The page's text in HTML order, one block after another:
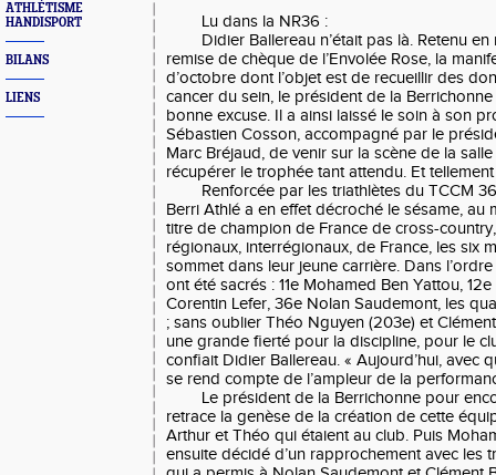
ATHLÉTISME
HANDISPORT
BILANS
LIENS
Lu dans la NR36 :
Didier Ballereau n’était pas là. Retenu
remise de chèque de l’Envolée Rose, la
d’octobre dont l’objet est de recueillir des
cancer du sein, le président de la
bonne excuse. Il a ainsi laissé le soin à son
Sébastien Cosson, accompagné par le
Marc Bréjaud, de venir sur la scène de la
récupérer le trophée tant attendu. Et
Renforcée par les triathlètes du TCCM
Berri Athlé a en effet décroché le sésame, au
titre de champion de France de cross-
régionaux, interrégionaux, de France, les six
sommet dans leur jeune carrière. Dans
ont été sacrés : 11e Mohamed Ben Yattou,
Corentin Lefer, 36e Nolan Saudemont, les
; sans oublier Théo Nguyen (203e) et
une grande fierté pour la discipline, pour le
confiait Didier Ballereau. « Aujourd’hui, avec
se rend compte de l’ampleur de la
Le président de la Berrichonne pour
retrace la genèse de la création de cette
Arthur et Théo qui étaient au club. Puis
ensuite décidé d’un rapprochement avec les